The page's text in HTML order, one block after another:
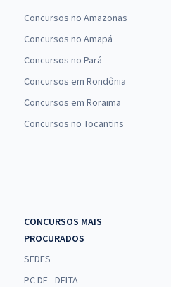
Concursos no Amazonas
Concursos no Amapá
Concursos no Pará
Concursos em Rondônia
Concursos em Roraima
Concursos no Tocantins
CONCURSOS MAIS
PROCURADOS
SEDES
PC DF - DELTA